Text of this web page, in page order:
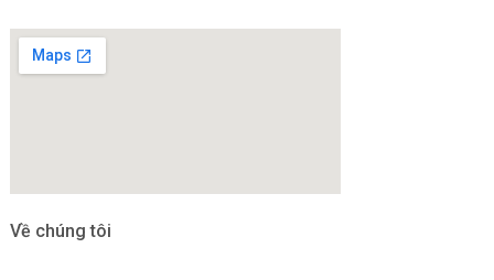
Về chúng tôi